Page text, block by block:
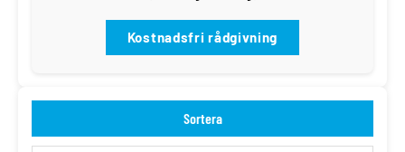
Kostnadsfri rådgivning
Sortera